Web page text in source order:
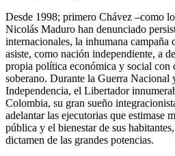
Desde 1998; primero Chávez –como
Nicolás Maduro han denunciado
internacionales, la inhumana campaña
asiste, como nación independiente, a
propia política económica y social con
soberano. Durante la Guerra Nacional
Independencia, el Libertador
Colombia, su gran sueño
adelantar las ejecutorias que estimase
pública y el bienestar de sus
dictamen de las grandes potencias.